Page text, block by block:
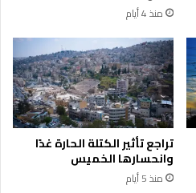
منذ 4 أيام
تراجع تأثير الكتلة الحارة غدًا
وانحسارها الخميس
منذ 5 أيام